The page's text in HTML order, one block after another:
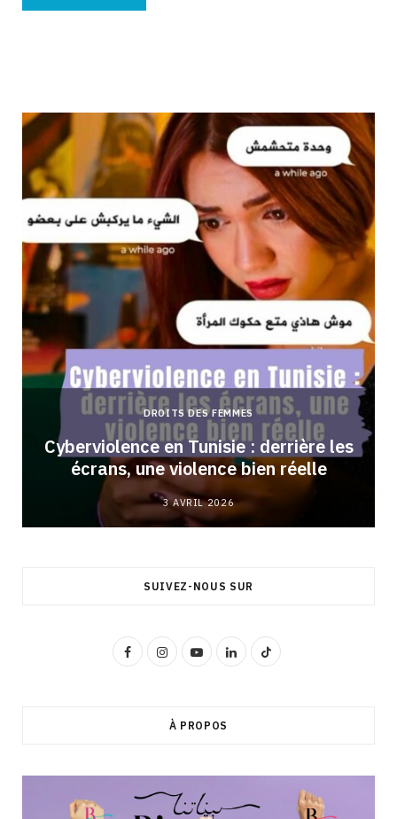
DROITS DES FEMMES
Cyberviolence en Tunisie : derrière les
écrans, une violence bien réelle
3 AVRIL 2026
SUIVEZ-NOUS SUR
F
b
o
I
a
Y
u
b
L
e
d
T
o
À PROPOS